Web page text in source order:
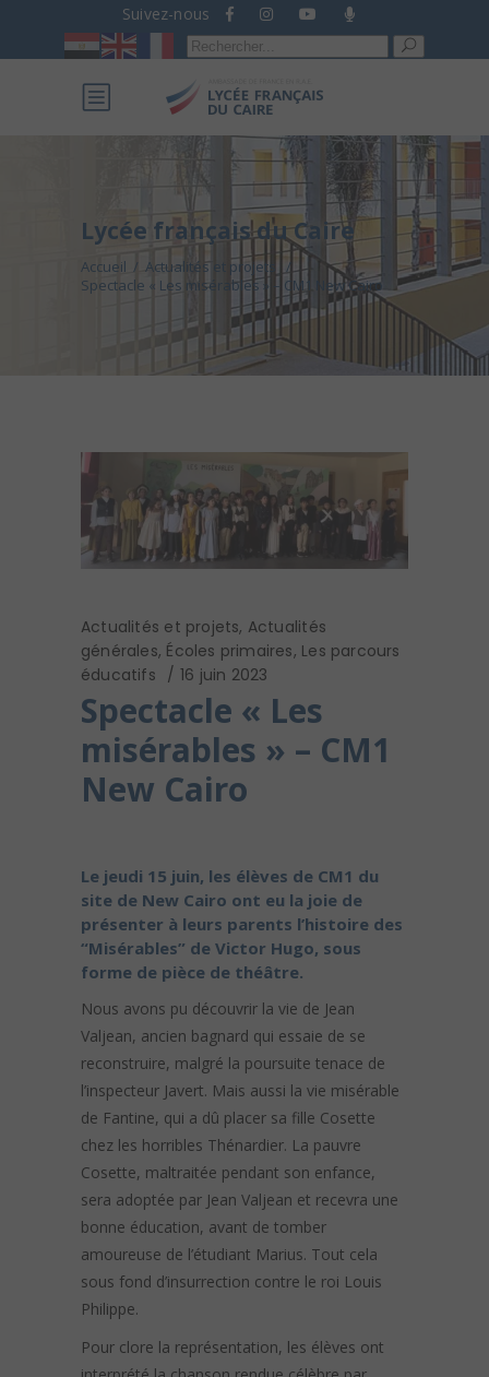
Suivez-nous
Recherche
pour :
Lycée français du Caire
Accueil / Actualités et projets
/
Spectacle « Les misérables » – CM1 New Cairo
Actualités et projets, Actualités
générales, Écoles primaires, Les parcours
éducatifs
16 juin 2023
Spectacle « Les
misérables » – CM1
New Cairo
Le jeudi 15 juin, les élèves de CM1 du
site de New Cairo ont eu la joie de
présenter à leurs parents l’histoire des
“Misérables” de Victor Hugo, sous
forme de pièce de théâtre.
Nous avons pu découvrir la vie de Jean
Valjean, ancien bagnard qui essaie de se
reconstruire, malgré la poursuite tenace de
l’inspecteur Javert. Mais aussi la vie misérable
de Fantine, qui a dû placer sa fille Cosette
chez les horribles Thénardier. La pauvre
Cosette, maltraitée pendant son enfance,
sera adoptée par Jean Valjean et recevra une
bonne éducation, avant de tomber
amoureuse de l’étudiant Marius. Tout cela
sous fond d’insurrection contre le roi Louis
Philippe.
Pour clore la représentation, les élèves ont